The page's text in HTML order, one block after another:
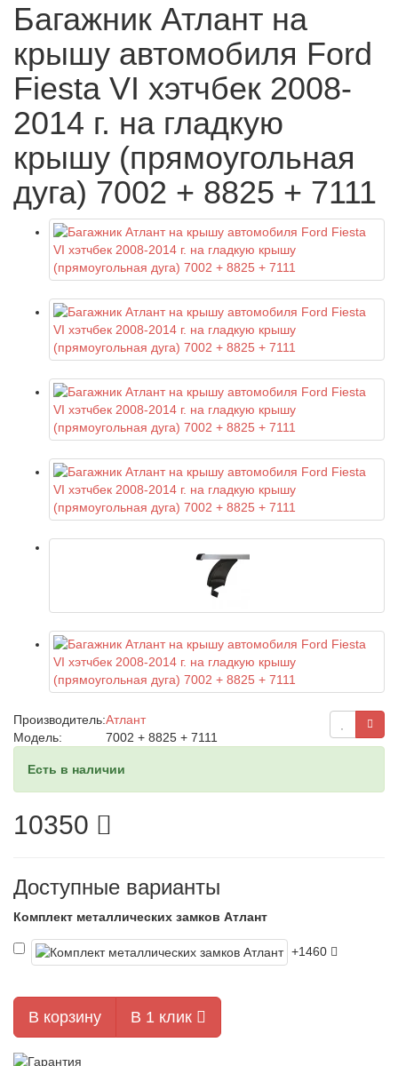
Багажник Атлант на
крышу автомобиля Ford
Fiesta VI хэтчбек 2008-
2014 г. на гладкую
крышу (прямоугольная
дуга) 7002 + 8825 + 7111
Производитель:Атлант
Модель:
7002 + 8825 + 7111
Есть в наличии
10350
Доступные варианты
Комплект металлических замков Атлант
+1460
В корзину В 1 клик